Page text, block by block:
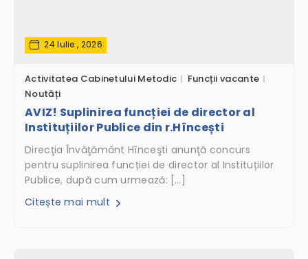
24 Iulie , 2026
Activitatea Cabinetului Metodic
Funcții vacante
Noutăți
AVIZ! Suplinirea funcției de director al
Instituțiilor Publice din r.Hîncești
Direcţia Învăţământ Hînceşti anunţă concurs
pentru suplinirea funcției de director al Instituțiilor
Publice, după cum urmează: […]
Citește mai mult